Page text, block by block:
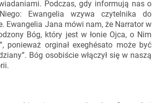
Podczas, gdy informują nas o
Ewangelia wzywa czytelnika do
Ewangelia Jana mówi nam, że Narrator w
Bóg, który jest w łonie Ojca, o Nim
ponieważ orginał exeghésato może być
Bóg osobiście włączył się w naszą